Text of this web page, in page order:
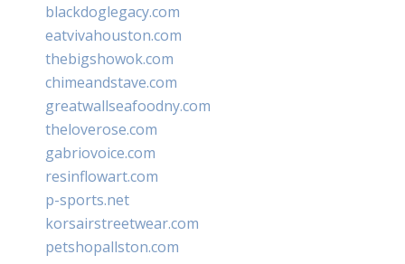
blackdoglegacy.com
eatvivahouston.com
thebigshowok.com
chimeandstave.com
greatwallseafoodny.com
theloverose.com
gabriovoice.com
resinflowart.com
p-sports.net
korsairstreetwear.com
petshopallston.com